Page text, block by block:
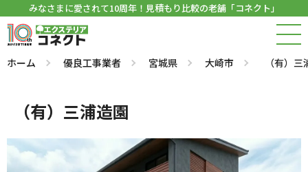
みなさまに愛されて10周年！見積もり比較の老舗「コネクト」
ホーム 優良工事業者 宮城県 大崎市 （有）
（有）三浦造園